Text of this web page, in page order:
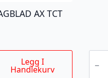
AX TCT
Legg I
Handlekurv 75/